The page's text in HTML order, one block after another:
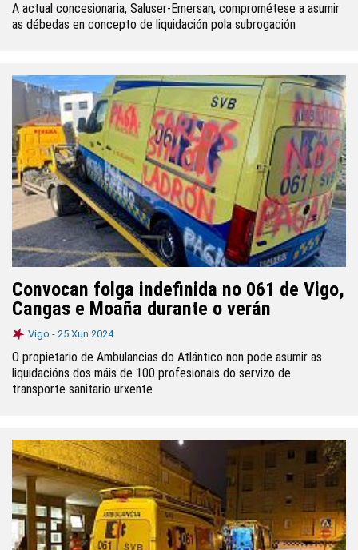
A actual concesionaria, Saluser-Emersan, comprométese a asumir
as débedas en concepto de liquidación pola subrogación
Convocan folga indefinida no 061 de Vigo,
Cangas e Moaña durante o verán
Vigo - 25 Xun 2024
O propietario de Ambulancias do Atlántico non pode asumir as
liquidacións dos máis de 100 profesionais do servizo de
transporte sanitario urxente